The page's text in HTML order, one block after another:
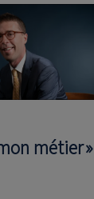
métier »